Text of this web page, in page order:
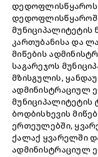
დედოფლისწყაროს
მუნიციპალიტეტის
კართუბანისა და
მიწების
საგარეჯოს
მზისგულის,
ადმინისტრაციულ
მუნიციპალიტეტის
ბოდბისხევის
ერთეულებში,
ქალაქ ყვარელში
ადმინისტრაციულ